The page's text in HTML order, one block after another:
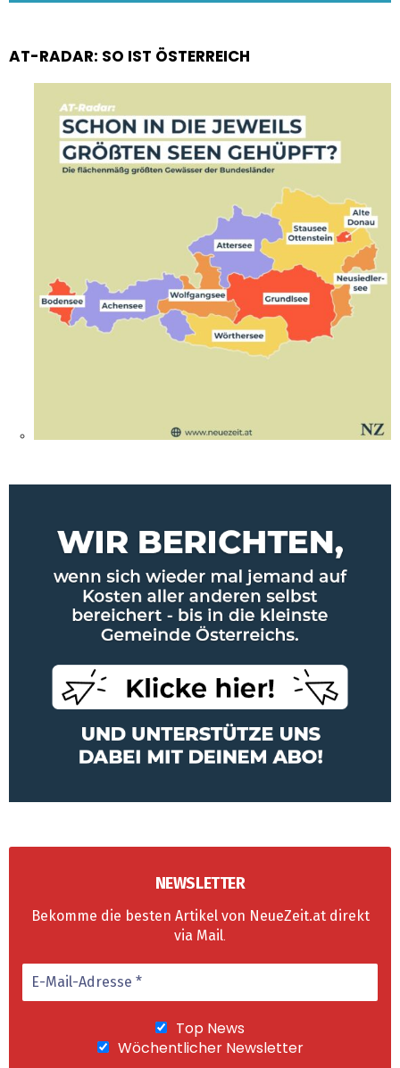
AT-RADAR: SO IST ÖSTERREICH
NEWSLETTER
Bekomme die besten Artikel von NeueZeit.at direkt
via Mail.
Top News
Wöchentlicher Newsletter